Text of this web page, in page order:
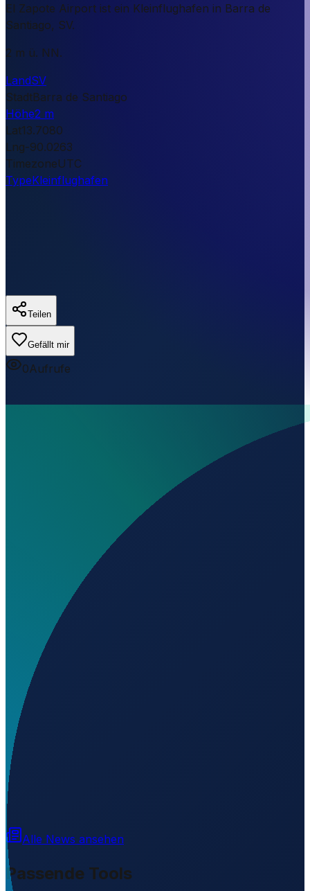
El Zapote Airport ist ein Kleinflughafen in Barra de
Santiago, SV.
2 m ü. NN.
LandSV
StadtBarra de Santiago
Höhe2 m
Lat13.7080
Lng-90.0263
TimezoneUTC
TypeKleinflughafen
Teilen
Gefällt mir
0Aufrufe
Wo liegt El Zapote Airport?
Wird geladen...
Alle News ansehen
Passende Tools